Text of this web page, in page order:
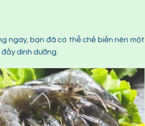
ngày, bạn đã có thể chế biến nên một
dinh dưỡng.